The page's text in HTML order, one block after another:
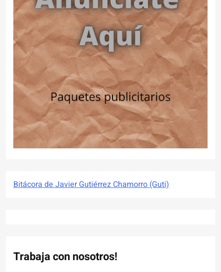
Bitácora de Javier Gutiérrez Chamorro (Guti)
Trabaja con nosotros!